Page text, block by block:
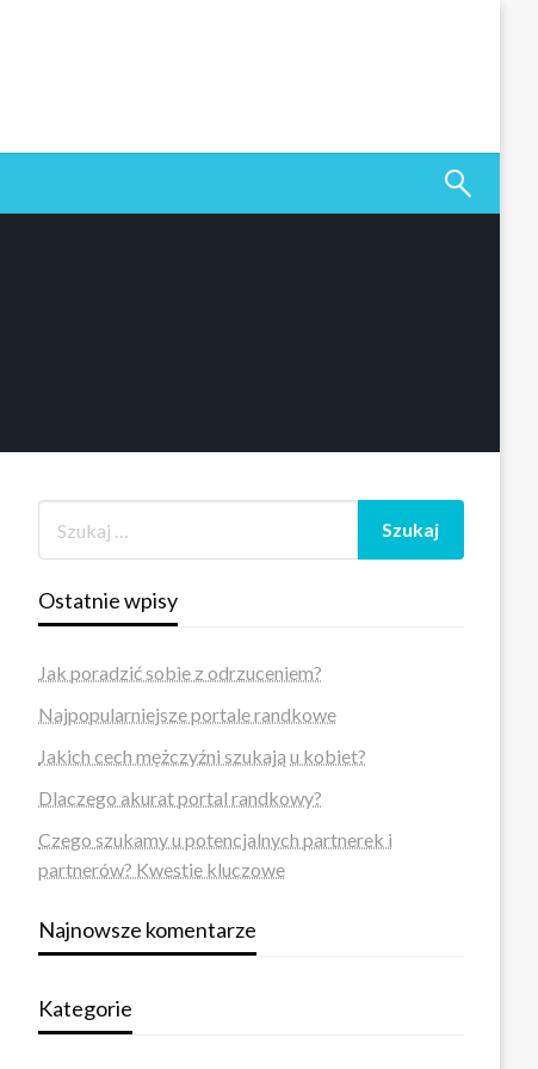
Ostatnie wpisy
Jak poradzić sobie z odrzuceniem?
Najpopularniejsze portale randkowe
Jakich cech mężczyźni szukają u kobiet?
Dlaczego akurat portal randkowy?
Czego szukamy u potencjalnych partnerek i
partnerów? Kwestie kluczowe
Najnowsze komentarze
Kategorie